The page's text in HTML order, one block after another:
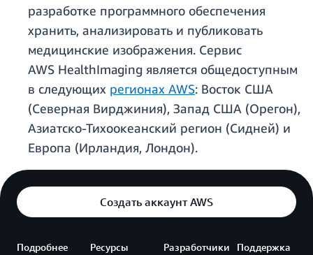
разработке программного обеспечения
хранить, анализировать и публиковать
медицинские изображения. Сервис
AWS HealthImaging является общедоступным
в следующих регионах AWS: Восток США
(Северная Вирджиния), Запад США (Орегон),
Азиатско-Тихоокеанский регион (Сидней) и
Европа (Ирландия, Лондон).
Создать аккаунт AWS
Подробнее Ресурсы Разработчики Поддержка